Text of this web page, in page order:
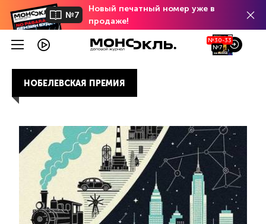
№7
Новый печатный номер уже в
продаже!
№30-33
№7
НОБЕЛЕВСКАЯ ПРЕМИЯ